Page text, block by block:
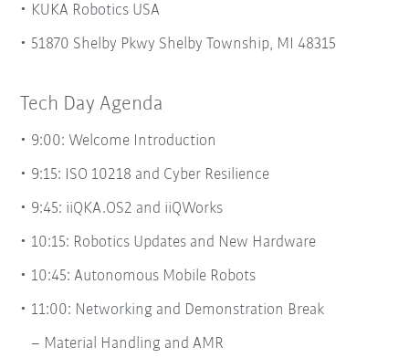
KUKA Robotics USA
51870 Shelby Pkwy Shelby Township, MI 48315
Tech Day Agenda
9:00: Welcome Introduction
9:15: ISO 10218 and Cyber Resilience
9:45: iiQKA.OS2 and iiQWorks
10:15: Robotics Updates and New Hardware
10:45: Autonomous Mobile Robots
11:00: Networking and Demonstration Break
Material Handling and AMR